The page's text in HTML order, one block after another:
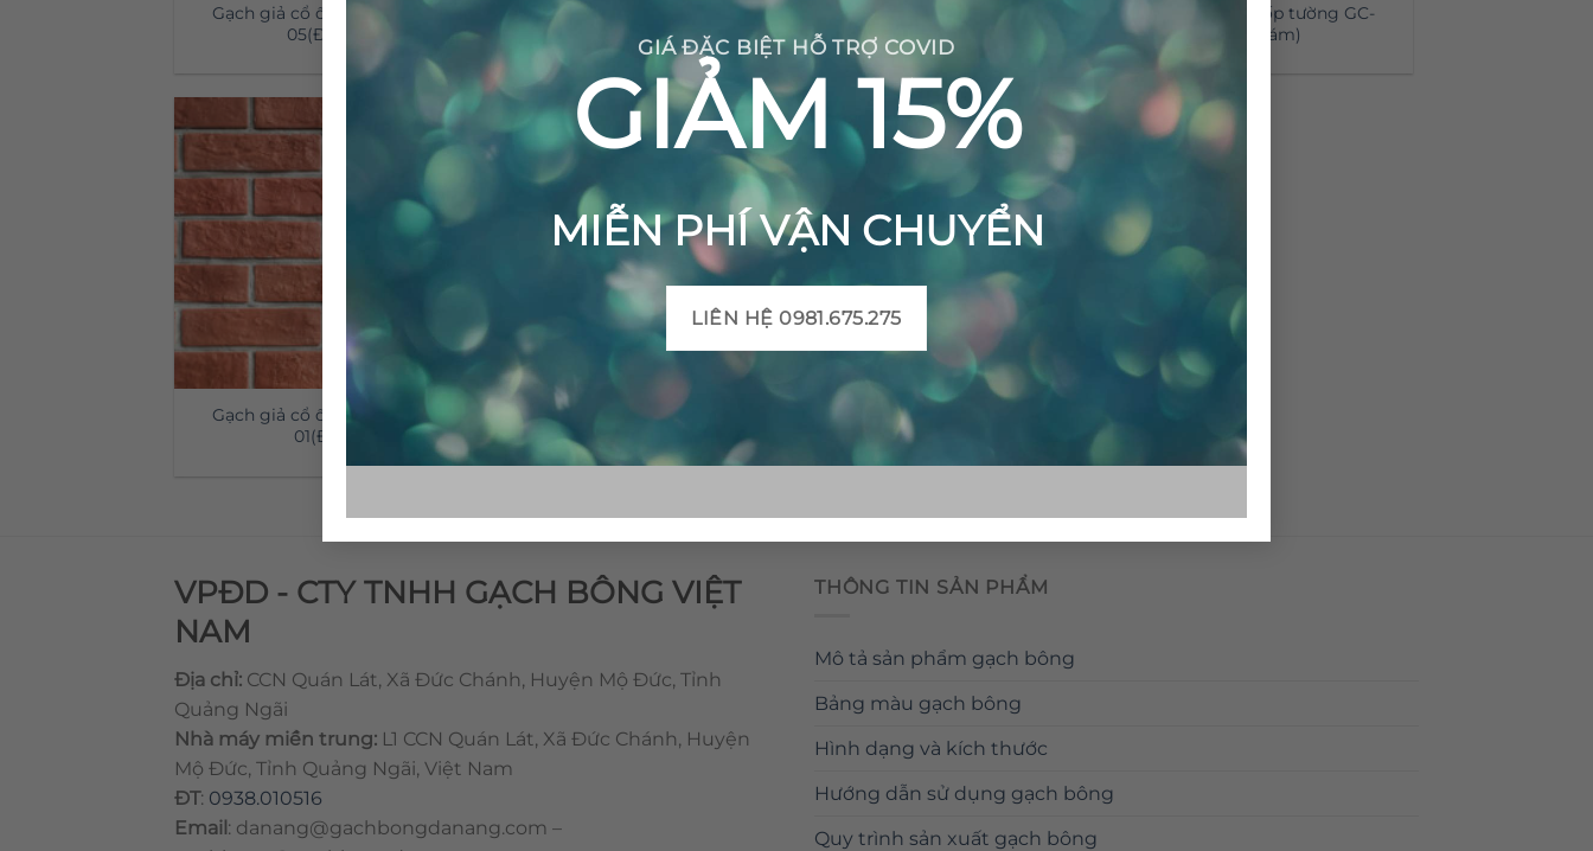
GIÁ ĐẶC BIỆT HỖ TRỢ COVID
GIẢM 15%
MIỄN PHÍ VẬN CHUYỂN
LIÊN HỆ 0981.675.275
Gạch giả cổ ốp tường GC-
05(Đen)
Gạch giả cổ ốp tường GC-
04(Xanh)
Gạch giả cổ ốp tường GC-
03(Trắng)
Gạch giả cổ ốp tường GC-
02(Xám)
Gạch giả cổ ốp tường GC-
01(Đỏ)
VPĐD - CTY TNHH GẠCH BÔNG VIỆT
NAM
Địa chỉ: CCN Quán Lát, Xã Đức Chánh, Huyện Mộ Đức, Tỉnh
Quảng Ngãi
Nhà máy miền trung: L1 CCN Quán Lát, Xã Đức Chánh, Huyện
Mộ Đức, Tỉnh Quảng Ngãi, Việt Nam
ĐT: 0938.010516
Email : danang@gachbongdanang.com –
THÔNG TIN SẢN PHẨM
Mô tả sản phẩm gạch bông
Bảng màu gạch bông
Hình dạng và kích thước
Hướng dẫn sử dụng gạch bông
Quy trình sản xuất gạch bông